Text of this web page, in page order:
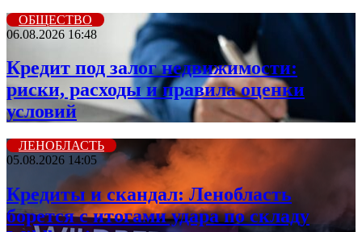
ОБЩЕСТВО
06.08.2026 16:48
Кредит под залог недвижимости:
риски, расходы и правила оценки
условий
ЛЕНОБЛАСТЬ
05.08.2026 14:05
Кредиты и скандал: Ленобласть
борется с итогами удара по складу